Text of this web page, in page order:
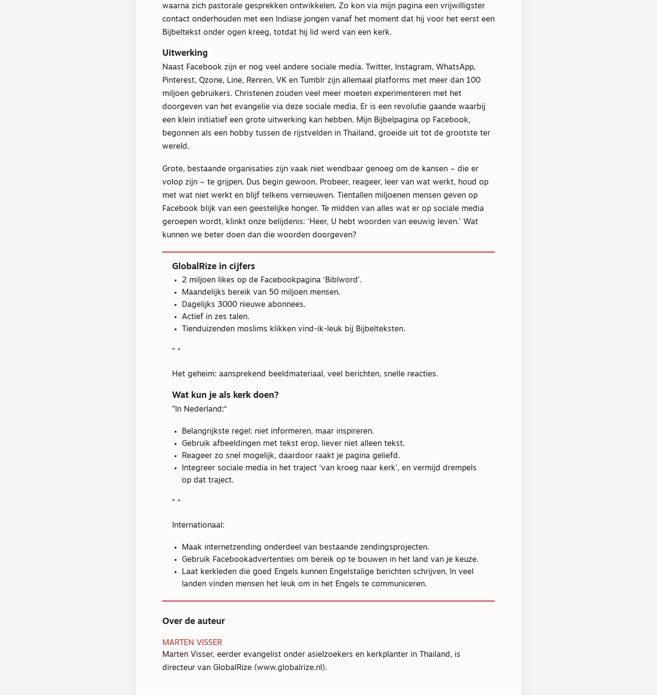
waarna zich pastorale gesprekken ontwikkelen. Zo kon via mijn pagina een vrijwilligster
contact onderhouden met een Indiase jongen vanaf het moment dat hij voor het eerst een
Bijbeltekst onder ogen kreeg, totdat hij lid werd van een kerk.
Uitwerking
Naast Facebook zijn er nog veel andere sociale media. Twitter, Instagram, WhatsApp,
Pinterest, Qzone, Line, Renren, VK en Tumblr zijn allemaal platforms met meer dan 100
miljoen gebruikers. Christenen zouden veel meer moeten experimenteren met het
doorgeven van het evangelie via deze sociale media. Er is een revolutie gaande waarbij
een klein initiatief een grote uitwerking kan hebben. Mijn Bijbelpagina op Facebook,
begonnen als een hobby tussen de rijstvelden in Thailand, groeide uit tot de grootste ter
wereld.
Grote, bestaande organisaties zijn vaak niet wendbaar genoeg om de kansen – die er
volop zijn – te grijpen. Dus begin gewoon. Probeer, reageer, leer van wat werkt, houd op
met wat niet werkt en blijf telkens vernieuwen. Tientallen miljoenen mensen geven op
Facebook blijk van een geestelijke honger. Te midden van alles wat er op sociale media
geroepen wordt, klinkt onze belijdenis: ‘Heer, U hebt woorden van eeuwig leven.’ Wat
kunnen we beter doen dan die woorden doorgeven?
GlobalRize in cijfers
2 miljoen likes op de Facebookpagina ‘Biblword’.
Maandelijks bereik van 50 miljoen mensen.
Dagelijks 3000 nieuwe abonnees.
Actief in zes talen.
Tienduizenden moslims klikken vind-ik-leuk bij Bijbelteksten.
Het geheim: aansprekend beeldmateriaal, veel berichten, snelle reacties.
Wat kun je als kerk doen?
In Nederland:
Belangrijkste regel: niet informeren, maar inspireren.
Gebruik afbeeldingen met tekst erop, liever niet alleen tekst.
Reageer zo snel mogelijk, daardoor raakt je pagina geliefd.
Integreer sociale media in het traject ‘van kroeg naar kerk’, en vermijd drempels
op dat traject.
Internationaal:
Maak internetzending onderdeel van bestaande zendingsprojecten.
Gebruik Facebookadvertenties om bereik op te bouwen in het land van je keuze.
Laat kerkleden die goed Engels kunnen Engelstalige berichten schrijven. In veel
landen vinden mensen het leuk om in het Engels te communiceren.
Over de auteur
MARTEN VISSER
Marten Visser, eerder evangelist onder asielzoekers en kerkplanter in Thailand, is
directeur van GlobalRize (www.globalrize.nl).